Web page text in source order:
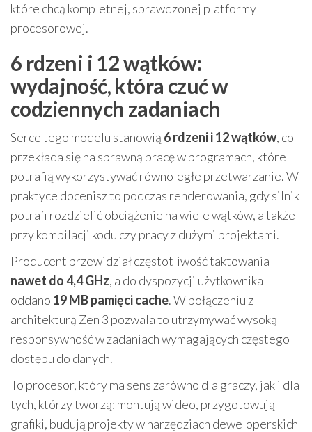
które chcą kompletnej, sprawdzonej platformy
procesorowej.
6 rdzeni i 12 wątków:
wydajność, która czuć w
codziennych zadaniach
Serce tego modelu stanowią 6 rdzeni i 12 wątków, co
przekłada się na sprawną pracę w programach, które
potrafią wykorzystywać równoległe przetwarzanie. W
praktyce docenisz to podczas renderowania, gdy silnik
potrafi rozdzielić obciążenie na wiele wątków, a także
przy kompilacji kodu czy pracy z dużymi projektami.
Producent przewidział częstotliwość taktowania
nawet do 4,4 GHz, a do dyspozycji użytkownika
oddano 19 MB pamięci cache. W połączeniu z
architekturą Zen 3 pozwala to utrzymywać wysoką
responsywność w zadaniach wymagających częstego
dostępu do danych.
To procesor, który ma sens zarówno dla graczy, jak i dla
tych, którzy tworzą: montują wideo, przygotowują
grafiki, budują projekty w narzędziach deweloperskich